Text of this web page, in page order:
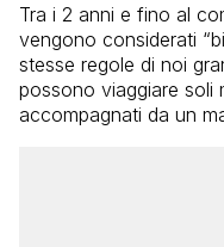
Tra i 2 anni e fino al
vengono considerati
stesse regole di noi
possono viaggiare soli
accompagnati da un